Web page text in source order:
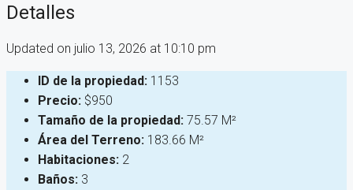
Detalles
Updated on julio 13, 2026 at 10:10 pm
ID de la propiedad: 1153
Precio: $950
Tamaño de la propiedad: 75.57 M²
Área del Terreno: 183.66 M²
Habitaciones: 2
Baños: 3